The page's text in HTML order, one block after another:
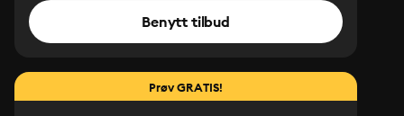
Benytt tilbud
Prøv GRATIS!